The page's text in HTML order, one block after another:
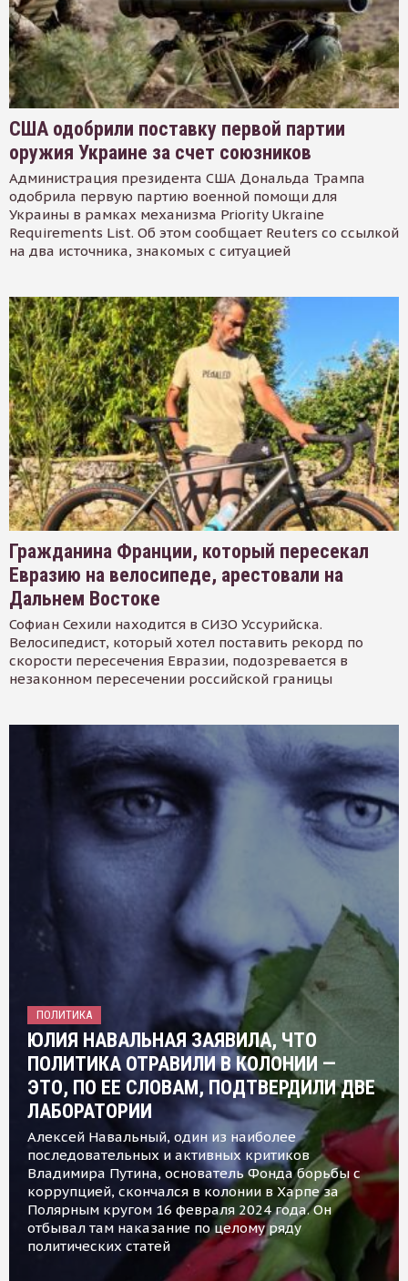
США одобрили поставку первой партии
оружия Украине за счет союзников
Администрация президента США Дональда Трампа
одобрила первую партию военной помощи для
Украины в рамках механизма Priority Ukraine
Requirements List. Об этом сообщает Reuters со ссылкой
на два источника, знакомых с ситуацией
Гражданина Франции, который пересекал
Евразию на велосипеде, арестовали на
Дальнем Востоке
Софиан Сехили находится в СИЗО Уссурийска.
Велосипедист, который хотел поставить рекорд по
скорости пересечения Евразии, подозревается в
незаконном пересечении российской границы
ПОЛИТИКА
ЮЛИЯ НАВАЛЬНАЯ ЗАЯВИЛА, ЧТО
ПОЛИТИКА ОТРАВИЛИ В КОЛОНИИ —
ЭТО, ПО ЕЕ СЛОВАМ, ПОДТВЕРДИЛИ ДВЕ
ЛАБОРАТОРИИ
Алексей Навальный, один из наиболее
последовательных и активных критиков
Владимира Путина, основатель Фонда борьбы с
коррупцией, скончался в колонии в Харпе за
Полярным кругом 16 февраля 2024 года. Он
отбывал там наказание по целому ряду
политических статей